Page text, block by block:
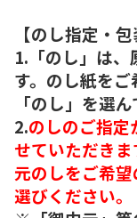
【のし指定・
1.「のし」は、
す。のし紙を
「のし」を選
2.のしのご指定
せていただき
元のしをご希
選びください。